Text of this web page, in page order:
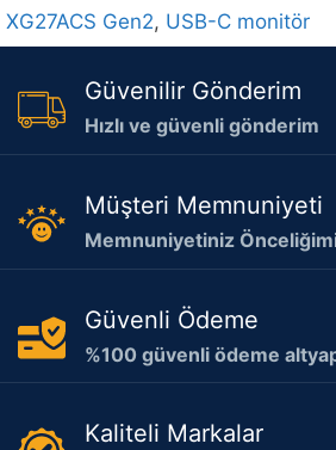
XG27ACS Gen2, USB-C monitör
Güvenilir Gönderim
Hızlı ve güvenli gönderim
Müşteri Memnuniyeti
Memnuniyetiniz
Güvenli Ödeme
%100 güvenli ödeme
Kaliteli Markalar